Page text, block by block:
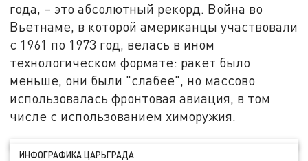
года, – это абсолютный рекорд. Война во
Вьетнаме, в которой американцы участвовали
с 1961 по 1973 год, велась в ином
технологическом формате: ракет было
меньше, они были "слабее", но массово
использовалась фронтовая авиация, в том
числе с использованием химоружия.
ИНФОГРАФИКА ЦАРЬГРАДА